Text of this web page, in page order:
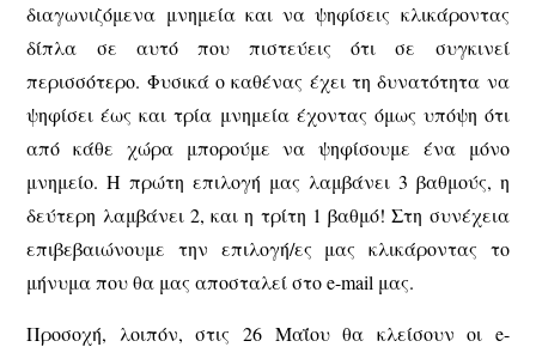
διαγωνιζόμενα μνημεία και να ψηφίσεις κλικάροντας
δίπλα σε αυτό που πιστεύεις ότι σε συγκινεί
περισσότερο. Φυσικά ο καθένας έχει τη δυνατότητα να
ψηφίσει έως και τρία μνημεία έχοντας όμως υπόψη ότι
από κάθε χώρα μπορούμε να ψηφίσουμε ένα μόνο
μνημείο. Η πρώτη επιλογή μας λαμβάνει 3 βαθμούς, η
δεύτερη λαμβάνει 2, και η τρίτη 1 βαθμό! Στη συνέχεια
επιβεβαιώνουμε την επιλογή/ες μας κλικάροντας το
μήνυμα που θα μας αποσταλεί στο e-mail μας.
Προσοχή, λοιπόν, στις 26 Μαΐου θα κλείσουν οι e-